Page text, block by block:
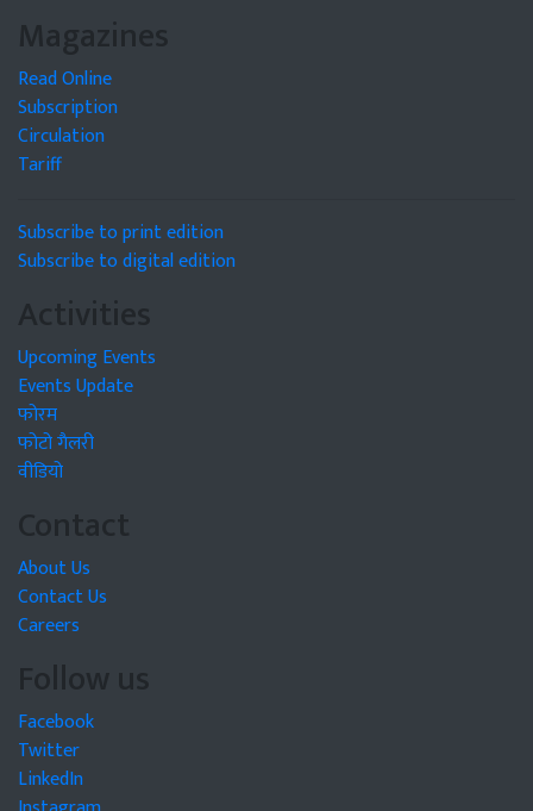
Magazines
Read Online
Subscription
Circulation
Tariff
Subscribe to print edition
Subscribe to digital edition
Activities
Upcoming Events
Events Update
फोरम
फोटो गैलरी
वीडियो
Contact
About Us
Contact Us
Careers
Follow us
Facebook
Twitter
LinkedIn